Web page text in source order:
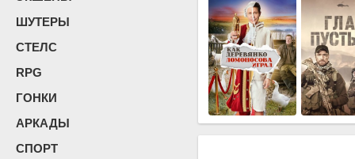
ШУТЕРЫ
СТЕЛС
RPG
ГОНКИ
АРКАДЫ
СПОРТ